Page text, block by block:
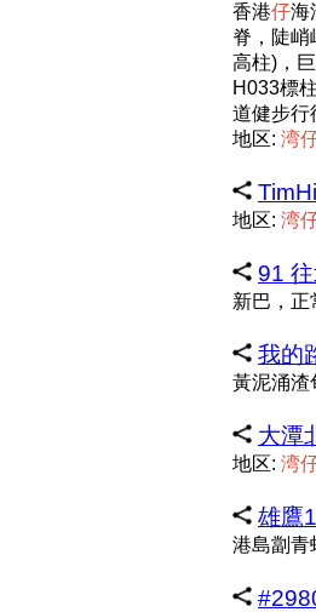
香港仔海
脊，陡峭
高柱)，
H033標
道健步行
地区: 湾
地区: 湾
91
新巴，正
我的
黃泥涌渣
大潭
地区: 湾
雄鷹
港島劏青